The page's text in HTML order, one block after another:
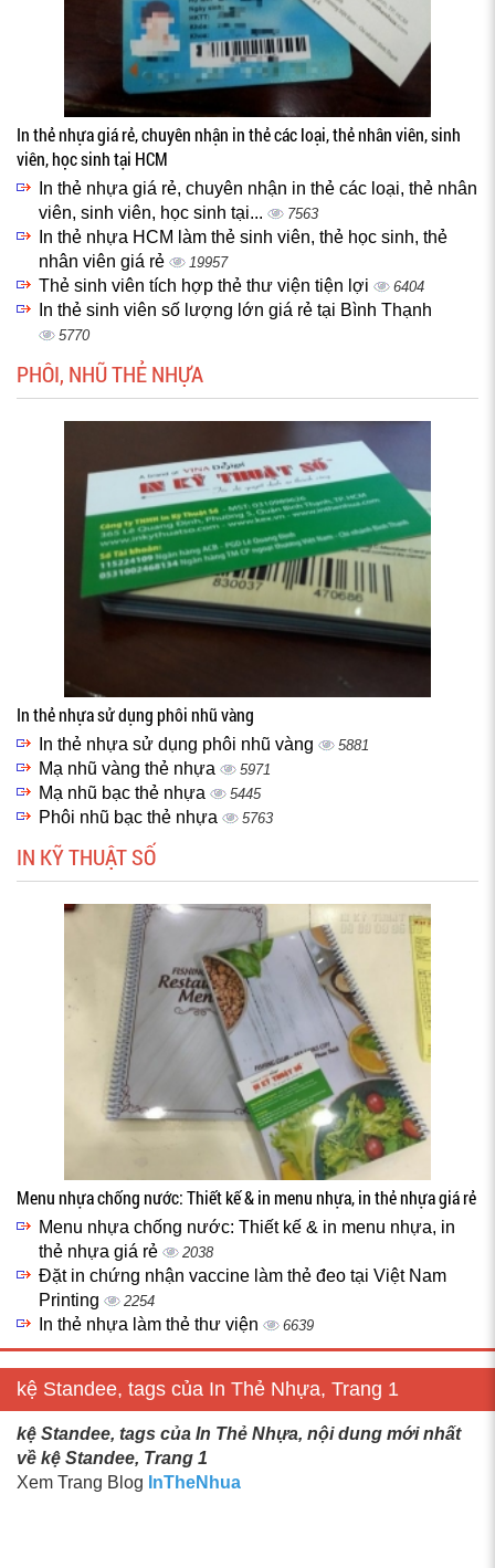
In thẻ nhựa giá rẻ, chuyên nhận in thẻ các loại, thẻ nhân viên, sinh
viên, học sinh tại HCM
In thẻ nhựa giá rẻ, chuyên nhận in thẻ các loại, thẻ nhân
viên, sinh viên, học sinh tại...
7563
In thẻ nhựa HCM làm thẻ sinh viên, thẻ học sinh, thẻ
nhân viên giá rẻ
19957
Thẻ sinh viên tích hợp thẻ thư viện tiện lợi 6404
In thẻ sinh viên số lượng lớn giá rẻ tại Bình Thạnh
5770
PHÔI, NHŨ THẺ NHỰA
In thẻ nhựa sử dụng phôi nhũ vàng
In thẻ nhựa sử dụng phôi nhũ vàng 5881
Mạ nhũ vàng thẻ nhựa 5971
Mạ nhũ bạc thẻ nhựa 5445
Phôi nhũ bạc thẻ nhựa 5763
IN KỸ THUẬT SỐ
Menu nhựa chống nước: Thiết kế & in menu nhựa, in thẻ nhựa giá rẻ
Menu nhựa chống nước: Thiết kế & in menu nhựa, in
thẻ nhựa giá rẻ
2038
Đặt in chứng nhận vaccine làm thẻ đeo tại Việt Nam
Printing
2254
In thẻ nhựa làm thẻ thư viện 6639
kệ Standee, tags của In Thẻ Nhựa, Trang 1
kệ Standee, tags của In Thẻ Nhựa, nội dung mới nhất
về kệ Standee, Trang 1
Xem Trang Blog InTheNhua